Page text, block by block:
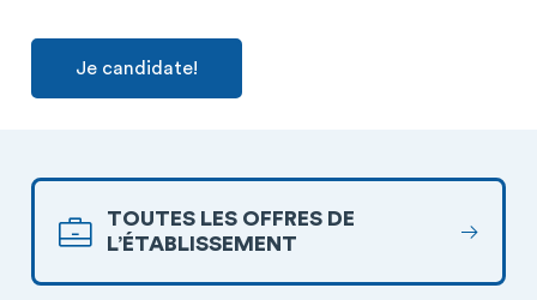
Je candidate!
TOUTES LES OFFRES DE
L’ÉTABLISSEMENT